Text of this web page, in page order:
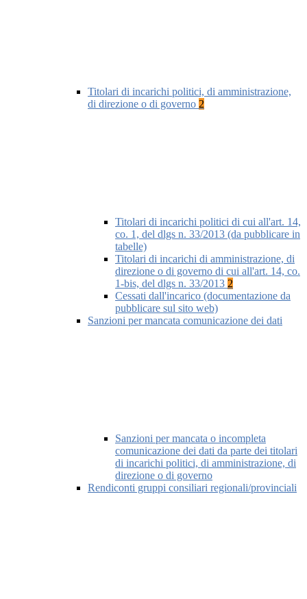
Titolari di incarichi politici, di amministrazione,
di direzione o di governo 2
Titolari di incarichi politici di cui all'art. 14,
co. 1, del dlgs n. 33/2013 (da pubblicare in
tabelle)
Titolari di incarichi di amministrazione, di
direzione o di governo di cui all'art. 14, co.
1-bis, del dlgs n. 33/2013 2
Cessati dall'incarico (documentazione da
pubblicare sul sito web)
Sanzioni per mancata comunicazione dei dati
Sanzioni per mancata o incompleta
comunicazione dei dati da parte dei titolari
di incarichi politici, di amministrazione, di
direzione o di governo
Rendiconti gruppi consiliari regionali/provinciali